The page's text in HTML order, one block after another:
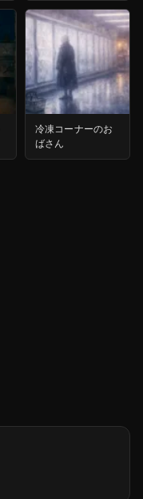
冷凍コーナーのお
ばさん